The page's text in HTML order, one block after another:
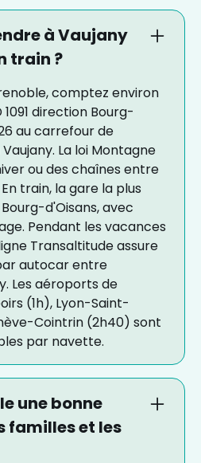
à Vaujany
train ?
comptez environ
direction Bourg-
au carrefour de
La loi Montagne
ou des chaînes entre
train, la gare la plus
d'Oisans, avec
Pendant les vacances
Transaltitude assure
autocar entre
Les aéroports de
(1h), Lyon-Saint-
Cointrin (2h40) sont
par navette.
une bonne
familles et les